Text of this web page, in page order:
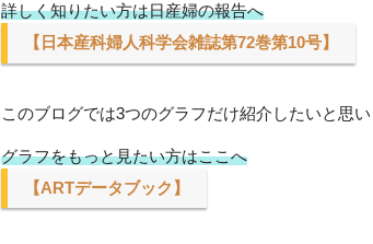
詳しく知りたい方は日産婦の報告へ
【日本産科婦人科学会雑誌第72巻第10号】
このブログでは3つのグラフだけ紹介したいと思い
グラフをもっと見たい方はここへ
【ARTデータブック】